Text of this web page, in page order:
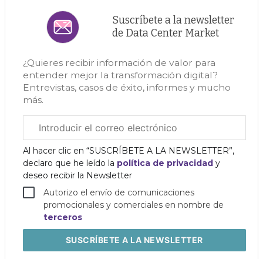
Suscríbete a la newsletter
de Data Center Market
¿Quieres recibir información de valor para
entender mejor la transformación digital?
Entrevistas, casos de éxito, informes y mucho
más.
electrónico
corporativo
Al hacer clic en “SUSCRÍBETE A LA NEWSLETTER”,
declaro que he leído la política de privacidad y
deseo recibir la Newsletter
Autorizo el envío de comunicaciones
promocionales y comerciales en nombre de
terceros
SUSCRÍBETEA LA NEWSLETTER